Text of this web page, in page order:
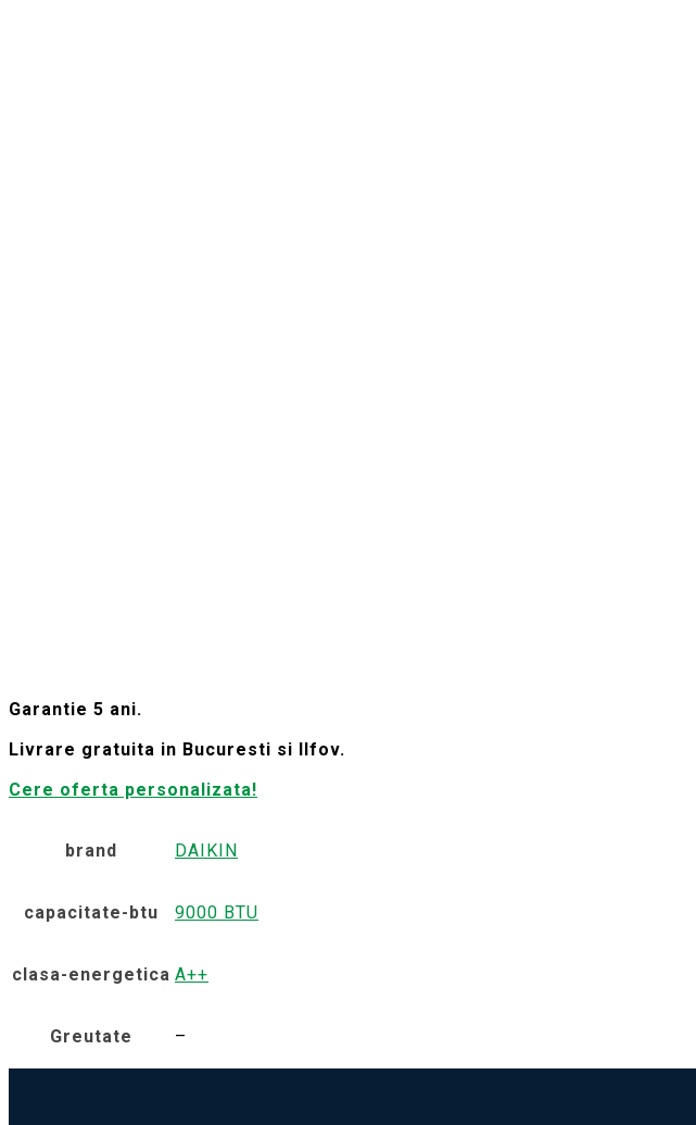
Garantie 5 ani.
Livrare gratuita in Bucuresti si Ilfov.
Cere oferta personalizata!
brand DAIKIN
capacitate-btu 9000 BTU
clasa-energetica A++
Greutate –